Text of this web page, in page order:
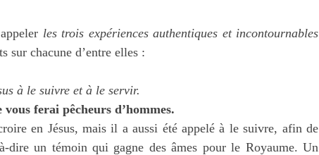
les trois expériences authentiques et incontournables
sur chacune d’entre elles :
à le suivre et à le servir.
ferai pêcheurs d’hommes.
en Jésus, mais il a aussi été appelé à le suivre, afin de
dire un témoin qui gagne des âmes pour le Royaume. Un